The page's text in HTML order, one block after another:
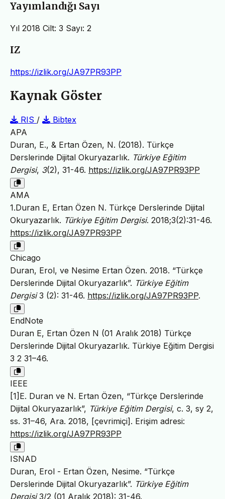
Yayımlandığı Sayı
Yıl 2018 Cilt: 3 Sayı: 2
IZ
https://izlik.org/JA97PR93PP
Kaynak Göster
RIS /
Bibtex
APA
Duran, E., & Ertan Özen, N. (2018). Türkçe
Derslerinde Dijital Okuryazarlık. Türkiye Eğitim
Dergisi, 3(2), 31-46. https://izlik.org/JA97PR93PP
AMA
1.Duran E, Ertan Özen N. Türkçe Derslerinde Dijital
Okuryazarlık. Türkiye Eğitim Dergisi. 2018;3(2):31-46.
https://izlik.org/JA97PR93PP
Chicago
Duran, Erol, ve Nesime Ertan Özen. 2018. “Türkçe
Derslerinde Dijital Okuryazarlık”. Türkiye Eğitim
Dergisi3 (2): 31-46. https://izlik.org/JA97PR93PP.
EndNote
Duran E, Ertan Özen N (01 Aralık 2018) Türkçe
Derslerinde Dijital Okuryazarlık. Türkiye Eğitim Dergisi
3 2 31–46.
IEEE
[1]E. Duran ve N. Ertan Özen, “Türkçe Derslerinde
Dijital Okuryazarlık”, Türkiye Eğitim Dergisi, c. 3, sy 2,
ss. 31–46, Ara. 2018, [çevrimiçi]. Erişim adresi:
https://izlik.org/JA97PR93PP
ISNAD
Duran, Erol - Ertan Özen, Nesime. “Türkçe
Derslerinde Dijital Okuryazarlık”. Türkiye Eğitim
Dergisi3/2 (01 Aralık 2018): 31-46.